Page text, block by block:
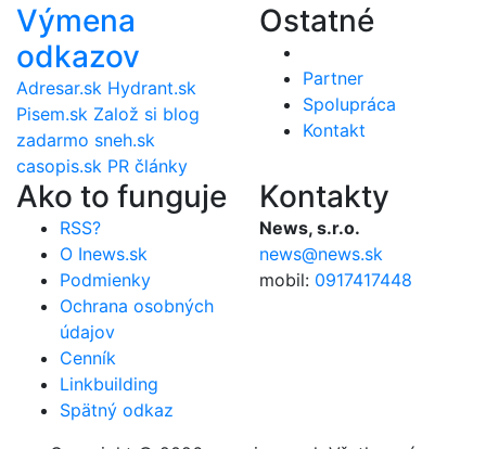
Výmena
odkazov
Adresar.sk Hydrant.sk
Pisem.sk Založ si blog
zadarmo sneh.sk
casopis.sk PR články
Ostatné
Partner
Spolupráca
Kontakt
Ako to funguje
RSS?
O Inews.sk
Podmienky
Ochrana osobných
údajov
Cenník
Linkbuilding
Spätný odkaz
Kontakty
News, s.r.o.
news@news.sk
mobil: 0917417448